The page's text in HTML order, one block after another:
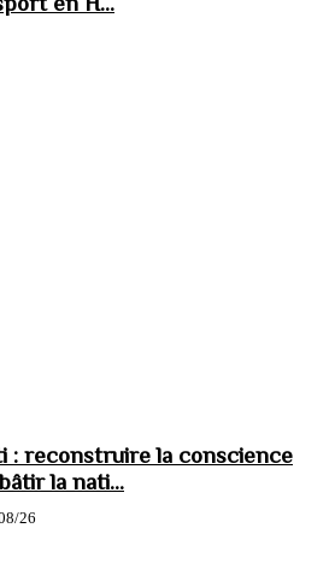
: reconstruire la conscience
la nati...
26